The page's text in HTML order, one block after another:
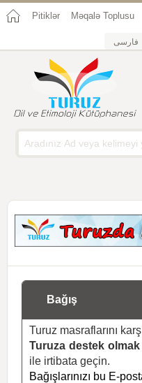
Pitiklər Məqalə Toplusu
فارسی
Bağış
Turuz masraflarını
Turuza destek olmak
ile irtibata geçin.
Bağışlarınızı bu E-